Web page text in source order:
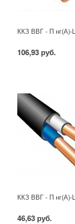
ККЗ ВВГ - П нг(А)-
106,93 руб.
ККЗ ВВГ - П нг(А)-
46,63 руб.